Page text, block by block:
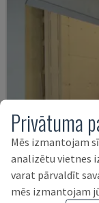
Privātuma
Mēs izmantojam
analizētu vietnes
varat pārvaldīt
mēs izmantojam